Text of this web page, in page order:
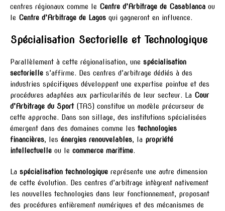
centres régionaux comme le Centre d’Arbitrage de Casablanca ou
le Centre d’Arbitrage de Lagos qui gagneront en influence.
Spécialisation Sectorielle et Technologique
Parallèlement à cette régionalisation, une spécialisation
sectorielle s’affirme. Des centres d’arbitrage dédiés à des
industries spécifiques développent une expertise pointue et des
procédures adaptées aux particularités de leur secteur. La Cour
d’Arbitrage du Sport(TAS) constitue un modèle précurseur de
cette approche. Dans son sillage, des institutions spécialisées
émergent dans des domaines comme les technologies
financières, les énergies renouvelables, la propriété
intellectuelle ou le commerce maritime.
La spécialisation technologique représente une autre dimension
de cette évolution. Des centres d’arbitrage intègrent nativement
les nouvelles technologies dans leur fonctionnement, proposant
des procédures entièrement numériques et des mécanismes de